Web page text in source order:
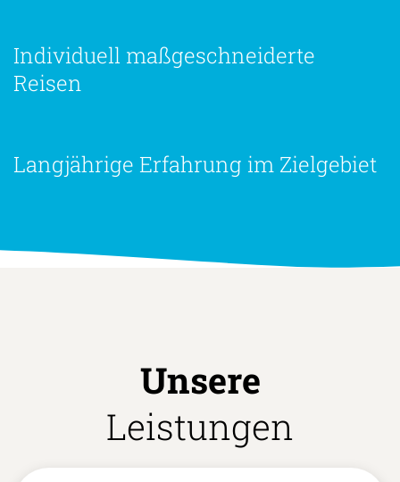
Individuell maßgeschneiderte
Reisen
Langjährige Erfahrung im Zielgebiet
Unsere
Leistungen